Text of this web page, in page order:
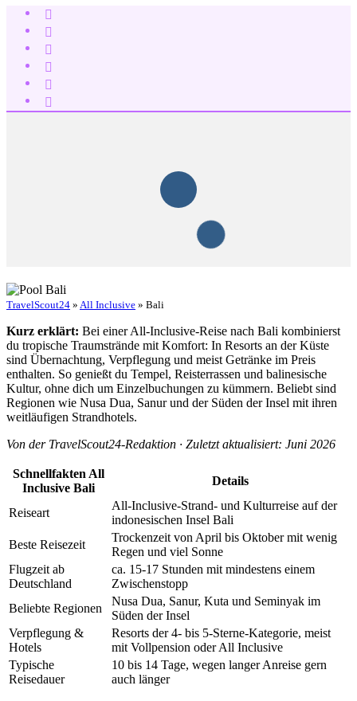
TravelScout24 » All Inclusive » Bali
Kurz erklärt: Bei einer All-Inclusive-Reise nach Bali kombinierst
du tropische Traumstrände mit Komfort: In Resorts an der Küste
sind Übernachtung, Verpflegung und meist Getränke im Preis
enthalten. So genießt du Tempel, Reisterrassen und balinesische
Kultur, ohne dich um Einzelbuchungen zu kümmern. Beliebt sind
Regionen wie Nusa Dua, Sanur und der Süden der Insel mit ihren
weitläufigen Strandhotels.
Von der TravelScout24-Redaktion · Zuletzt aktualisiert: Juni 2026
Schnellfakten All
Inclusive Bali
Details
Reiseart
All-Inclusive-Strand- und Kulturreise auf der
indonesischen Insel Bali
Beste Reisezeit
Trockenzeit von April bis Oktober mit wenig
Regen und viel Sonne
Flugzeit ab
Deutschland
ca. 15-17 Stunden mit mindestens einem
Zwischenstopp
Beliebte Regionen
Nusa Dua, Sanur, Kuta und Seminyak im
Süden der Insel
Verpflegung &
Hotels
Resorts der 4- bis 5-Sterne-Kategorie, meist
mit Vollpension oder All Inclusive
Typische
Reisedauer
10 bis 14 Tage, wegen langer Anreise gern
auch länger